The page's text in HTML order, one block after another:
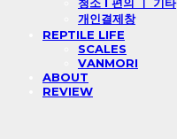
청소 l 편의 ㅣ 기타
개인결제창
REPTILE LIFE
SCALES
VANMORI
ABOUT
REVIEW